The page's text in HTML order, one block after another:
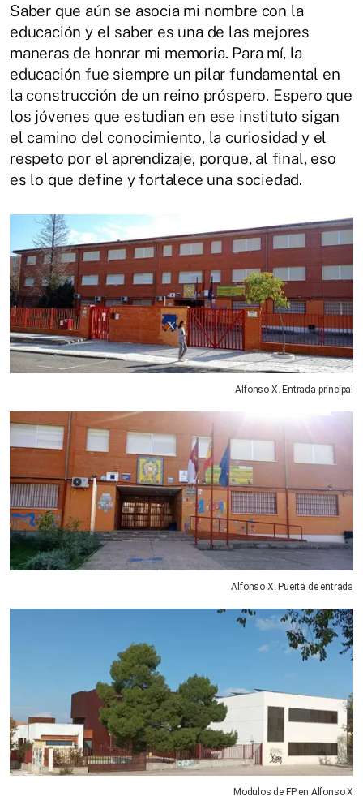
Saber que aún se asocia mi nombre con la
educación y el saber es una de las mejores
maneras de honrar mi memoria. Para mí, la
educación fue siempre un pilar fundamental en
la construcción de un reino próspero. Espero que
los jóvenes que estudian en ese instituto sigan
el camino del conocimiento, la curiosidad y el
respeto por el aprendizaje, porque, al final, eso
es lo que define y fortalece una sociedad.
Alfonso X. Entrada principal
Alfonso X. Puerta de entrada
Modulos de FP en Alfonso X